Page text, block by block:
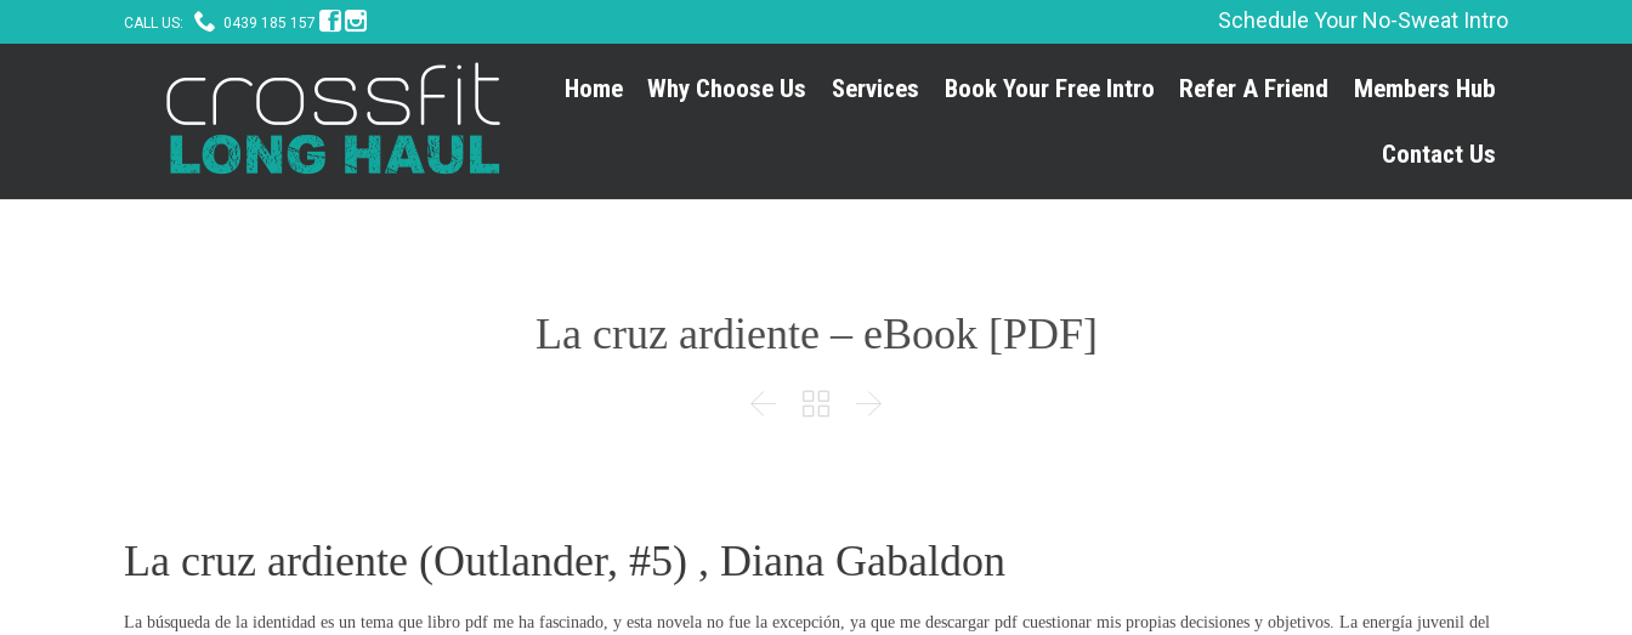
CALL US:  0439 185 157 
Schedule Your No-Sweat Intro
Home Why Choose Us Services Book Your Free Intro Refer A Friend Members Hub
Contact Us
La cruz ardiente – eBook [PDF]
  
La cruz ardiente (Outlander, #5) , Diana Gabaldon
La búsqueda de la identidad es un tema que libro pdf me ha fascinado, y esta novela no fue la excepción, ya que me descargar pdf cuestionar mis propias decisiones y objetivos. La energía juvenil del